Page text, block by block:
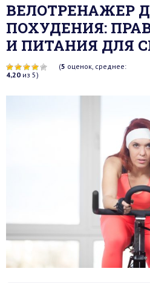
ВЕЛОТРЕНАЖЕР
ПОХУДЕНИЯ:
И ПИТАНИЯ ДЛЯ
(5 оценок, среднее:
4,20 из 5)